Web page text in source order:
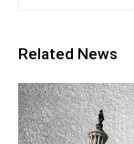
Related News